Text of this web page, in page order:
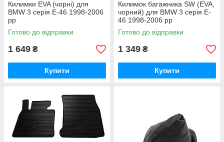
Килимки EVA (чорні) для
BMW 3 серія E-46 1998-2006
рр
Готово до відправки
1 649 ₴
Купити
Килимок багажника SW (EVA,
чорний) для BMW 3 серія E-
46 1998-2006 рр
Готово до відправки
1 349 ₴
Купити